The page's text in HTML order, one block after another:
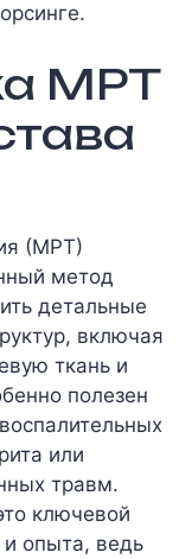
МРТ
(МРТ)
метод
детальные
включая
ткань и
полезен
или
травм.
ключевой
и опыта, ведь